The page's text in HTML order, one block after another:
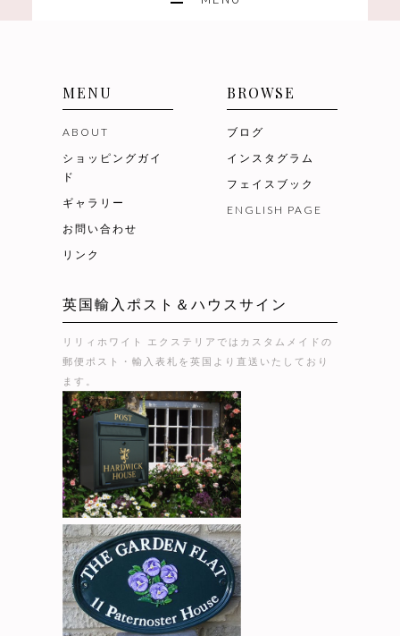
MENU
ABOUT
ショッピングガイ
ド
ギャラリー
お問い合わせ
リンク
BROWSE
ブログ
インスタグラム
フェイスブック
ENGLISH PAGE
英国輸入ポスト＆ハウスサイン
リリィホワイト エクステリアではカスタムメイドの
郵便ポスト・輸入表札を英国より直送いたしており
ます。